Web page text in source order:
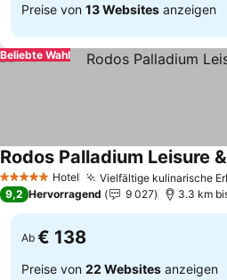
Preise von 13 Websites anzeigen
Beliebte Wahl
5 Sterne Hotel Vielfältige kulinarische
Rodos Palladium Leisure
9,2 Hervorragend 9 027 3.3 km
Ab € 138
Preise von 22 Websites anzeigen